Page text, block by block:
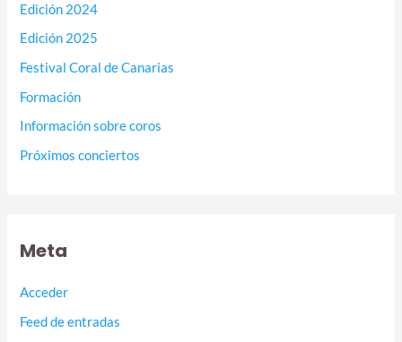
Edición 2024
Edición 2025
Festival Coral de Canarias
Formación
Información sobre coros
Próximos conciertos
Meta
Acceder
Feed de entradas